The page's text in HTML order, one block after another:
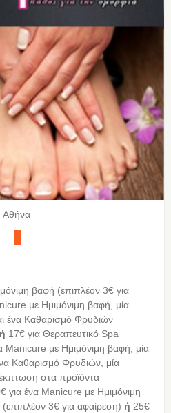
Αθήνα
βαφή (επιπλέον 3€ για
με Ημιμόνιμη βαφή, μία
ένα Καθαρισμό Φρυδιών
ή 17€ για Θεραπευτικό Spa
Manicure με Ημιμόνιμη βαφή, μία
Καθαρισμό Φρυδιών, μία
στα προϊόντα
για ένα Manicure με Ημιμόνιμη
3€ για αφαίρεση) ή 25€